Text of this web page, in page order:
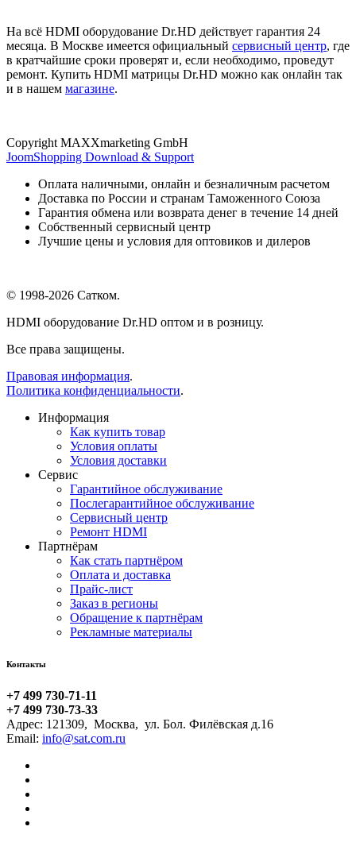
На всё HDMI оборудование Dr.HD действует гарантия 24
месяца. В Москве имеется официальный сервисный центр, где
в кратчайшие сроки проверят и, если необходимо, проведут
ремонт. Купить HDMI матрицы Dr.HD можно как онлайн так
и в нашем магазине.
Copyright MAXXmarketing GmbH
JoomShopping Download & Support
Оплата наличными, онлайн и безналичным расчетом
Доставка по России и странам Таможенного Союза
Гарантия обмена или возврата денег в течение 14 дней
Собственный сервисный центр
Лучшие цены и условия для оптовиков и дилеров
© 1998-2026 Сатком.
HDMI оборудование Dr.HD оптом и в розницу.
Все права защищены.
Правовая информация.
Политика конфиденциальности.
Информация
Как купить товар
Условия оплаты
Условия доставки
Сервис
Гарантийное обслуживание
Послегарантийное обслуживание
Сервисный центр
Ремонт HDMI
Партнёрам
Как стать партнёром
Оплата и доставка
Прайс-лист
Заказ в регионы
Обращение к партнёрам
Рекламные материалы
Контакты
+7 499 730-71-11
+7 499 730-73-33
Адрес: 121309, Москва, ул. Бол. Филёвская д.16
Email: